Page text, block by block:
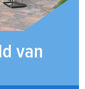
van